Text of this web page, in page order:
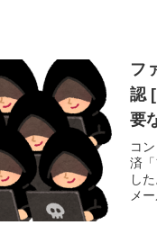
フ
認
要
コ
済
し
メ